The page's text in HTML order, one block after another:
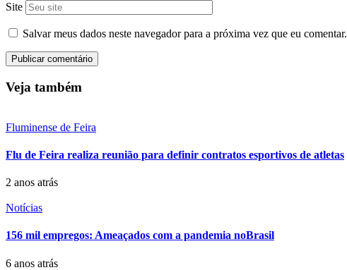
Site
Salvar meus dados neste navegador para a próxima vez que eu comentar.
Veja também
Fluminense de Feira
Flu de Feira realiza reunião para definir contratos esportivos de atletas
2 anos atrás
Notícias
156 mil empregos: Ameaçados com a pandemia noBrasil
6 anos atrás